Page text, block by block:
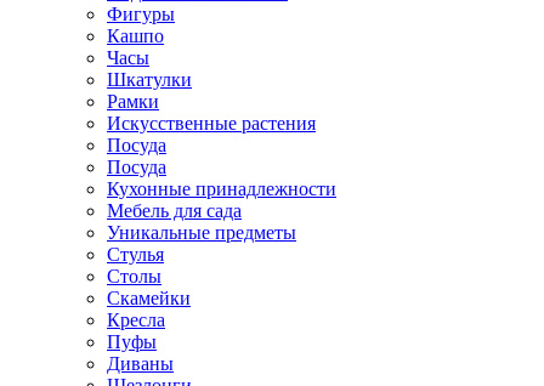
Фигуры
Кашпо
Часы
Шкатулки
Рамки
Искусственные растения
Посуда
Посуда
Кухонные принадлежности
Мебель для сада
Уникальные предметы
Стулья
Столы
Скамейки
Кресла
Пуфы
Диваны